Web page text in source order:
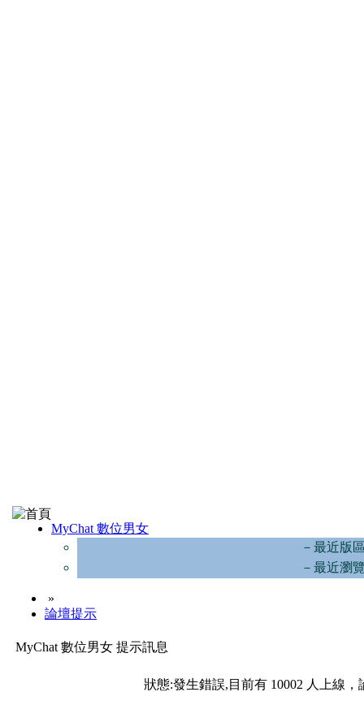
MyChat 數位男女
－最近版
－最近瀏
»
論壇提示
MyChat 數位男女 提示訊息
狀態:發生錯誤,目前有 10002 人上線